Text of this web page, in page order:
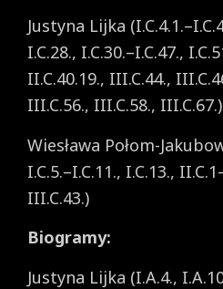
Justyna Lijka
I.C.28., I.C.30.–I.C.47.,
II.C.40.19., III.C.44.,
III.C.56., III.C.58., III.C.67.)
Wiesława Połom-
I.C.5.–I.C.11., I.C.13.,
III.C.43.)
Biogramy:
Justyna Lijka (I.A.4.,